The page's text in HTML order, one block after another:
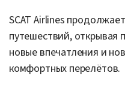
SCAT Airlines
путешествий,
новые впечатления и
комфортных перелётов.